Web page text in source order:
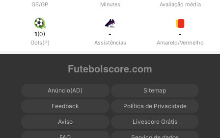
GS/GP Minutes Avaliação média
1(0)
Gols(P)
-
Assistências
-
Amarelo/Vermelho
Futebolscore.com
Anúncio(AD) Sitemap
Feedback Política de Privacidade
Aviso Livescore Grátis